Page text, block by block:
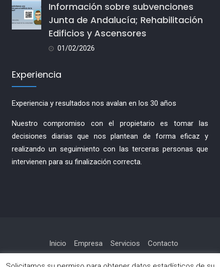
Información sobre subvenciones
Junta de Andalucía; Rehabilitación
Edificios y Ascensores
01/02/2026
Experiencia
Experiencia y resultados nos avalan en los 30 años
Nuestro compromiso con el propietario es tomar las
decisiones diarias que nos plantean de forma eficaz y
realizando un seguimiento con las terceras personas que
intervienen para su finalización correcta.
Inicio Empresa Servicios
Contacto
Política de privacidad